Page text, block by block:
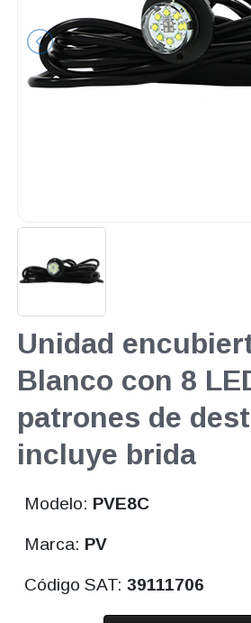
Unidad
Blanco con 8
patrones de
incluye brida
Modelo: PVE8C
Marca: PV
Código SAT:39111706